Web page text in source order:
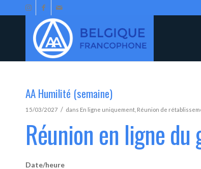
AA Humilité (semaine)
15/03/2027 / dans En ligne uniquement Réunion de
Réunion en ligne
Date/heure